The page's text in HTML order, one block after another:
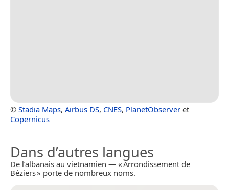
© Stadia Maps, Airbus DS, CNES, PlanetObserver et
Copernicus
Dans d’autres langues
De l’albanais au vietnamien — « Arrondissement de
Béziers » porte de nombreux noms.